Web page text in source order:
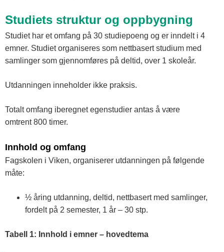
Studiets struktur og oppbygning
Studiet har et omfang på 30 studiepoeng og er inndelt i 4
emner. Studiet organiseres som nettbasert studium med
samlinger som gjennomføres på deltid, over 1 skoleår.
Utdanningen inneholder ikke praksis.
Totalt omfang iberegnet egenstudier antas å være
omtrent 800 timer.
Innhold og omfang
Fagskolen i Viken, organiserer utdanningen på følgende
måte:
½ åring utdanning, deltid, nettbasert med samlinger,
fordelt på 2 semester, 1 år – 30 stp.
Tabell 1: Innhold i emner – hovedtema